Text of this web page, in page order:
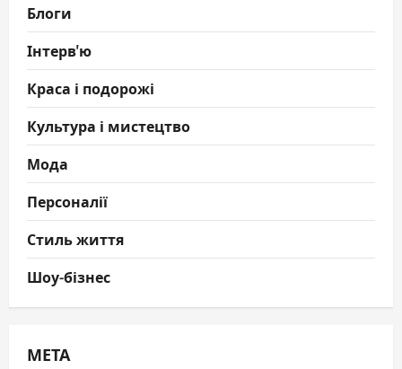
Блоги
Інтерв'ю
Краса і подорожі
Культура і мистецтво
Мода
Персоналії
Стиль життя
Шоу-бізнес
МЕТА